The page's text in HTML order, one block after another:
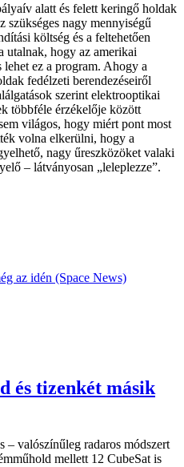
alatt és felett keringő holdak
szükséges nagy mennyiségű
költség és a feltehetően
utalnak, hogy az amerikai
lehet ez a program. Ahogy a
fedélzeti berendezéseiről
szerint elektrooptikai
többféle érzékelője között
világos, hogy miért pont most
volna elkerülni, hogy a
nagy űreszközöket valaki
– látványosan „leleplezze”.
az idén (Space News)
és tizenkét másik
– valószínűleg radaros módszert
mellett 12 CubeSat is